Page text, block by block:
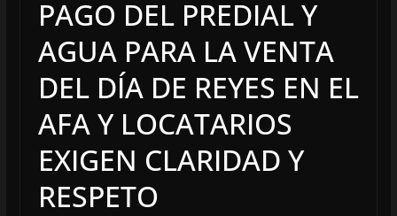
PAGO DEL PREDIAL Y
AGUA PARA LA VENTA
DEL DÍA DE REYES EN EL
AFA Y LOCATARIOS
EXIGEN CLARIDAD Y
RESPETO